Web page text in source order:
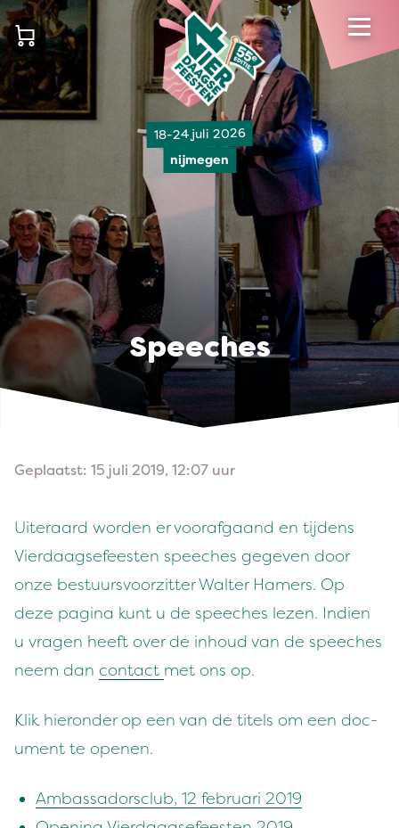
18-24 juli 2026
nijmegen
Speeches
Geplaatst: 15 juli 2019, 12:07 uur
Uit­er­aard wor­den er vooraf­gaand en tij­dens
Vier­daagse­feesten speech­es gegeven door
onze bestu­ursvoorzit­ter Wal­ter Hamers. Op
deze pag­i­na kunt u de speech­es lezen. Indi­en
u vra­gen heeft over de inhoud van de speech­es
neem dan con­tact met ons op.
Klik hieron­der op een van de titels om een doc­
u­ment te openen.
Ambas­sadorsclub, 12 feb­ru­ari 2019